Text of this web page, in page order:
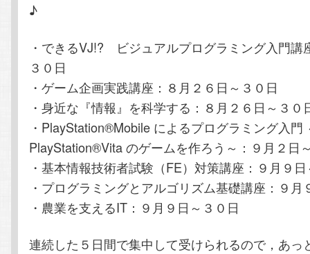
♪
・できるVJ!? ビジュアルプログラミング入門講
３０日
・ゲーム企画実践講座：８月２６日～３０日
・身近な『情報』を科学する：８月２６日～３０
・PlayStation®Mobile によるプログラミング入門
PlayStation®Vita のゲームを作ろう～：９月２日
・基本情報技術者試験（FE）対策講座：９月９
・プログラミングとアルゴリズム基礎講座：９月
・農業を支えるIT：９月９日～３０日
連続した５日間で集中して受けられるので，あっ